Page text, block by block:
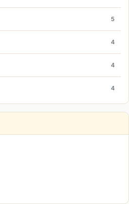
5
4
4
4